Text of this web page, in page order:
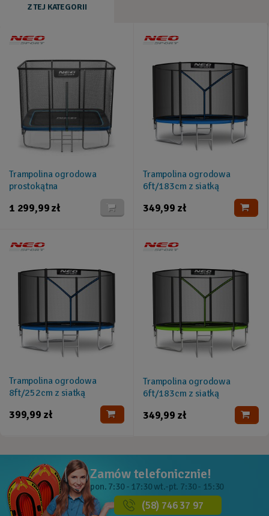
Z TEJ KATEGORII
Trampolina ogrodowa
prostokątna
zewnętrzną i drabinką Neo-
1 299,99 zł
Trampolina ogrodowa
6ft/183cm z siatką
zewnętrzną i drabinką Neo-
Sport
349,99 zł
Trampolina ogrodowa
8ft/252cm z siatką
zewnętrzną i drabinką Neo-
Sport
399,99 zł
Trampolina ogrodowa
6ft/183cm z siatką
zewnętrzną i drabinką Neo-
Sport
349,99 zł
Zamów telefonicznie!
pon. 7:30 - 17:30 wt.-pt. 7:30 - 15:30
(58) 746 37 97